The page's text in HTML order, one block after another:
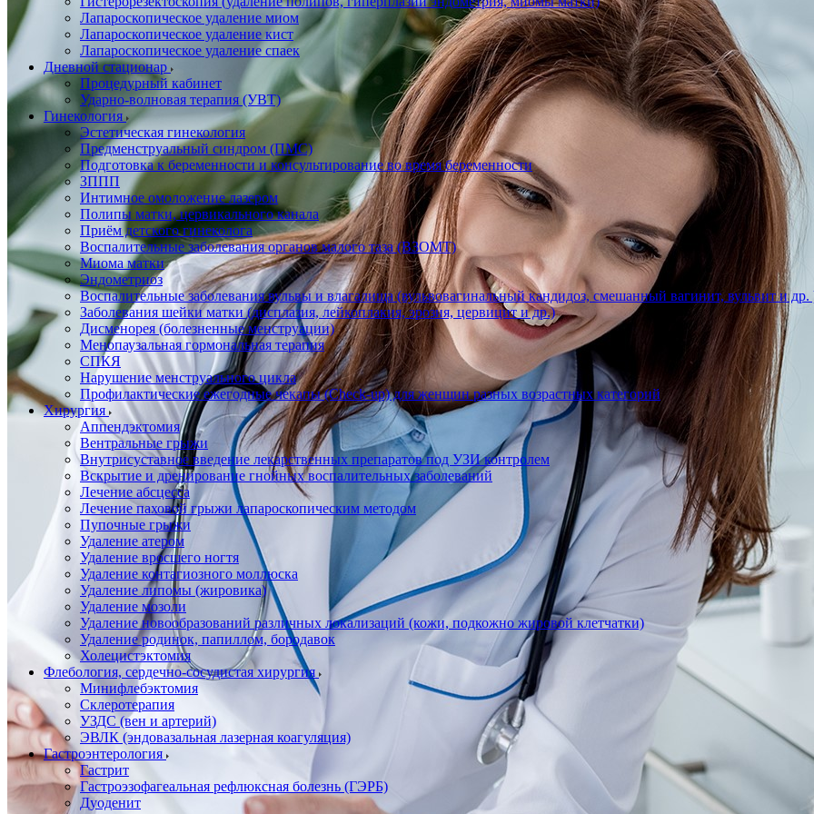
Лапароскопическое удаление миом
Лапароскопическое удаление кист
Лапароскопическое удаление спаек
Дневной стационар
Процедурный кабинет
Ударно-волновая терапия (УВТ)
Гинекология
Эстетическая гинекология
Предменструальный синдром (ПМС)
Подготовка к беременности и консультирование во время беременности
ЗППП
Интимное омоложение лазером
Полипы матки, цервикального канала
Приём детского гинеколога
Воспалительные заболевания органов малого таза (ВЗОМТ)
Миома матки
Эндометриоз
Воспалительные заболевания вульвы и влагалища (вульвовагинальный кандидоз, смешанный вагинит, вульвит и др.
Заболевания шейки матки (дисплазия, лейкоплакия, эрозия, цервицит и др.)
Дисменорея (болезненные менструации)
Менопаузальная гормональная терапия
СПКЯ
Нарушение менструального цикла
Профилактические ежегодные чекапы (Check-up) для женщин разных возрастных категорий
Хирургия
Аппендэктомия
Вентральные грыжи
Внутрисуставное введение лекарственных препаратов под УЗИ контролем
Вскрытие и дренирование гнойных воспалительных заболеваний
Лечение абсцесса
Лечение паховой грыжи лапароскопическим методом
Пупочные грыжи
Удаление атером
Удаление вросшего ногтя
Удаление контагиозного моллюска
Удаление липомы (жировика)
Удаление мозоли
Удаление новообразований различных локализаций (кожи, подкожно жировой клетчатки)
Удаление родинок, папиллом, бородавок
Холецистэктомия
Флебология, сердечно-сосудистая хирургия
Минифлебэктомия
Склеротерапия
УЗДС (вен и артерий)
ЭВЛК (эндовазальная лазерная коагуляция)
Гастроэнтерология
Гастрит
Гастроэзофагеальная рефлюксная болезнь (ГЭРБ)
Дуоденит